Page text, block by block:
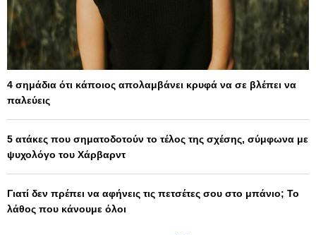
4 σημάδια ότι κάποιος απολαμβάνει κρυφά να σε βλέπει να
παλεύεις
5 ατάκες που σηματοδοτούν το τέλος της σχέσης, σύμφωνα με
ψυχολόγο του Χάρβαρντ
Γιατί δεν πρέπει να αφήνεις τις πετσέτες σου στο μπάνιο; Το
λάθος που κάνουμε όλοι